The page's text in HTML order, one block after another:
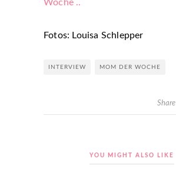
Woche ..
Fotos: Louisa Schlepper
INTERVIEW MOM DER WOCHE
Share
YOU MIGHT ALSO LIKE